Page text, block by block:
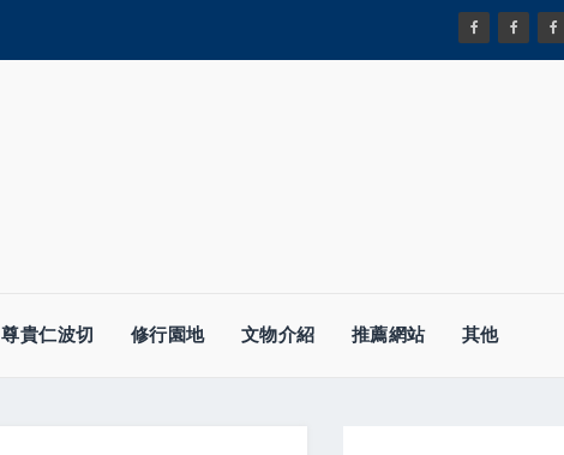
尊貴仁波切 修行園地 文物介紹 推薦網站 其他